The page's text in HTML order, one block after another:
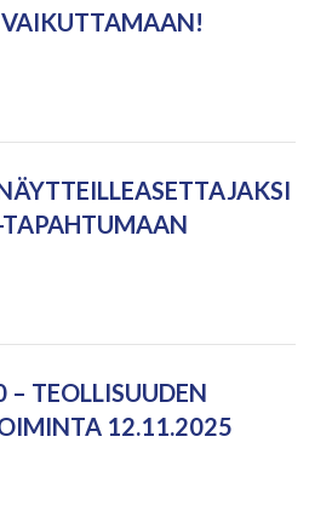
– TEOLLISUUDEN
12.11.2025